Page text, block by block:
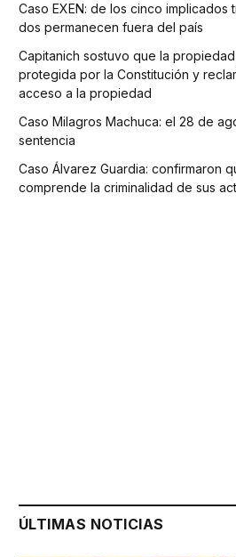
Caso EXEN: de los cinco
dos permanecen fuera del país
Capitanich sostuvo que la
protegida por la Constitución y
acceso a la propiedad
Caso Milagros Machuca: el 28 de
sentencia
Caso Álvarez Guardia: confirmaron
comprende la criminalidad de sus
ÚLTIMAS NOTICIAS